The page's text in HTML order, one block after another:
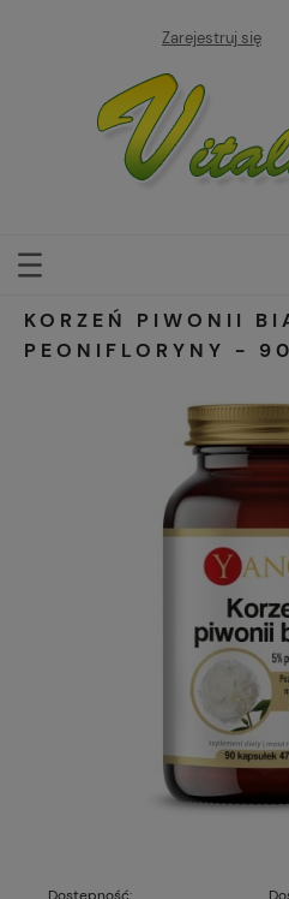
Zarejestruj się
KORZEŃ PIWONII
PEONIFLORYNY -